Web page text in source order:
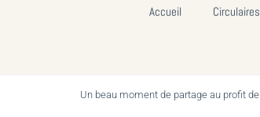
Accueil
Un beau moment de partage au profit